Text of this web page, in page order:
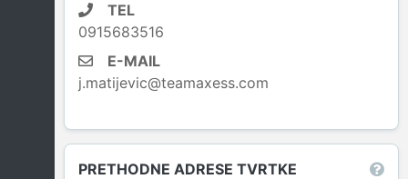
TEL
0915683516
E-MAIL
j.matijevic@teamaxess.com
PRETHODNE ADRESE TVRTKE